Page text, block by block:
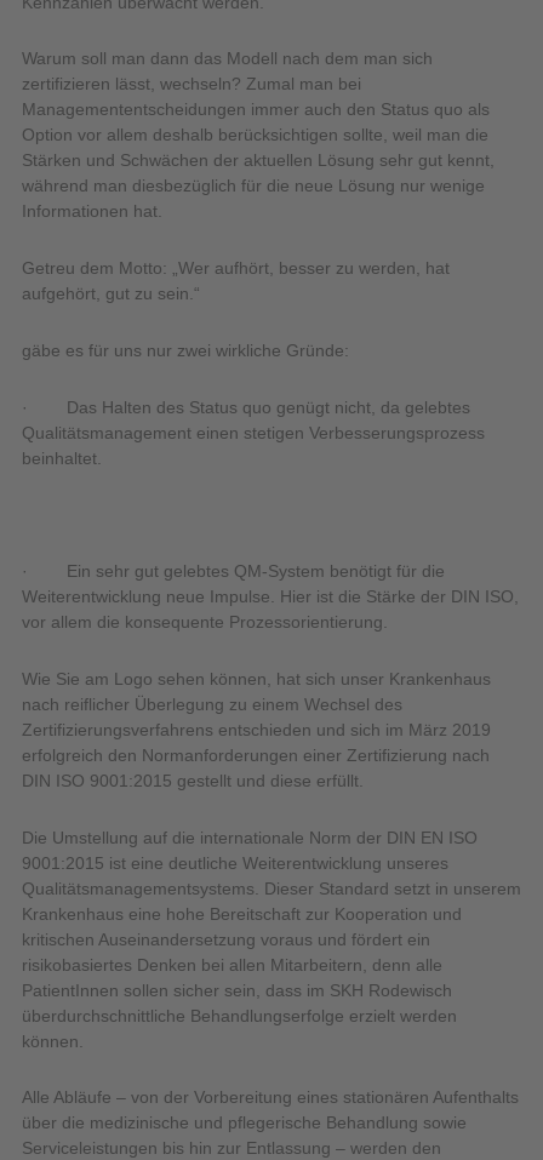
Warum soll man dann das Modell nach dem man sich
zertifizieren lässt, wechseln? Zumal man bei
Managemententscheidungen immer auch den Status quo als
Option vor allem deshalb berücksichtigen sollte, weil man die
Stärken und Schwächen der aktuellen Lösung sehr gut kennt,
während man diesbezüglich für die neue Lösung nur wenige
Informationen hat.
Getreu dem Motto: „Wer aufhört, besser zu werden, hat
aufgehört, gut zu sein.“
gäbe es für uns nur zwei wirkliche Gründe:
· Das Halten des Status quo genügt nicht, da gelebtes
Qualitätsmanagement einen stetigen Verbesserungsprozess
beinhaltet.
· Ein sehr gut gelebtes QM-System benötigt für die
Weiterentwicklung neue Impulse. Hier ist die Stärke der DIN ISO,
vor allem die konsequente Prozessorientierung.
Wie Sie am Logo sehen können, hat sich unser Krankenhaus
nach reiflicher Überlegung zu einem Wechsel des
Zertifizierungsverfahrens entschieden und sich im März 2019
erfolgreich den Normanforderungen einer Zertifizierung nach
DIN ISO 9001:2015 gestellt und diese erfüllt.
Die Umstellung auf die internationale Norm der DIN EN ISO
9001:2015 ist eine deutliche Weiterentwicklung unseres
Qualitätsmanagementsystems. Dieser Standard setzt in unserem
Krankenhaus eine hohe Bereitschaft zur Kooperation und
kritischen Auseinandersetzung voraus und fördert ein
risikobasiertes Denken bei allen Mitarbeitern, denn alle
PatientInnen sollen sicher sein, dass im SKH Rodewisch
überdurchschnittliche Behandlungserfolge erzielt werden
können.
Alle Abläufe – von der Vorbereitung eines stationären Aufenthalts
über die medizinische und pflegerische Behandlung sowie
Serviceleistungen bis hin zur Entlassung – werden den